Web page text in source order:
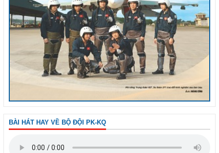
BÀI HÁT HAY VỀ BỘ ĐỘI PK-KQ